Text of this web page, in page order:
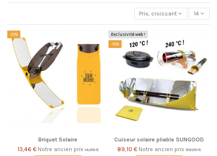
Prix, croissant 14
-10%
Briquet Solaire
13,46 € Notre ancien prix14,95 €
Exclusivité web !
-10%
Cuiseur solaire pliable SUNGOOD
89,10 € Notre ancien prix 99,00 €